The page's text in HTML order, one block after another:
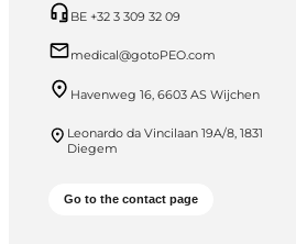
BE +32 3 309 32 09
medical@gotoPEO.com
Havenweg 16, 6603 AS Wijchen
Leonardo da Vincilaan 19A/8, 1831
Diegem
Go to the contact page